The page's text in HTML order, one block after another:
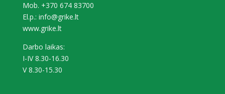
Mob. +370 674 83700
El.p.: info@grike.lt
www.grike.lt
Darbo laikas:
I-IV 8.30-16.30
V 8.30-15.30